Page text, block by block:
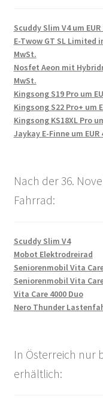
Scuddy Slim V4 um
E-Twow GT SL Limited
MwSt.
Nosfet Aeon mit
MwSt.
Kingsong S19 Pro um
Kingsong S22 Pro+ um
Kingsong KS18XL Pro
Jaykay E-Finne um
Nach der 36.
Fahrrad:
Scuddy Slim V4
Mobot Elektrodreirad
Seniorenmobil Vita
Seniorenmobil Vita
Vita Care 4000 Duo
Nero Thunder
In Österreich nur
erhältlich: